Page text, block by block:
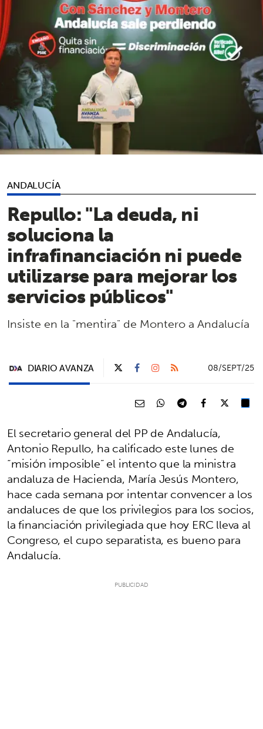
ANDALUCÍA
Repullo: "La deuda, ni
soluciona la
infrafinanciación ni puede
utilizarse para mejorar los
servicios públicos"
Insiste en la "mentira" de Montero a Andalucía
DIARIO AVANZA 08/SEPT/25
El secretario general del PP de Andalucía,
Antonio Repullo, ha calificado este lunes de
“misión imposible” el intento que la ministra
andaluza de Hacienda, María Jesús Montero,
hace cada semana por intentar convencer a los
andaluces de que los privilegios para los socios,
la financiación privilegiada que hoy ERC lleva al
Congreso, el cupo separatista, es bueno para
Andalucía.